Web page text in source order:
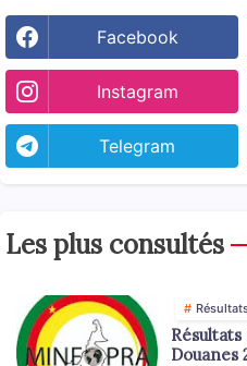
Facebook
Instagram
Telegram
Les plus consultés
Douanes